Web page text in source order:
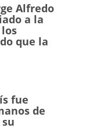
Alfredo
a la
que la
fue
de